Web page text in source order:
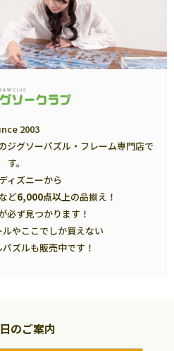
2003
ジグソーパズル・フレーム専門店で
す。
ィズニーから
ど6,000点以上の品揃え！
必ず見つかります！
やここでしか買えない
ズルも販売中です！
のご案内